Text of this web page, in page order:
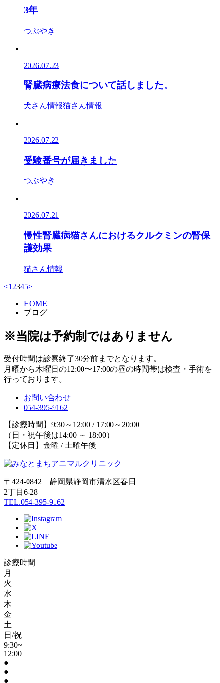
3年
つぶやき
2026.07.23
腎臓病療法食について話しました。
犬さん情報猫さん情報
2026.07.22
受験番号が届きました
つぶやき
2026.07.21
慢性腎臓病猫さんにおけるクルクミンの腎保
護効果
猫さん情報
<1 2345>
HOME
ブログ
※当院は予約制ではありません
受付時間は診察終了30分前までとなります。
月曜から木曜日の12:00〜17:00の昼の時間帯は検査・手術を
行っております。
お問い合わせ
054-395-9162
【診療時間】9:30～12:00 / 17:00～20:00
（日・祝午後は14:00 ～ 18:00）
【定休日】金曜 / 土曜午後
〒424-0842 静岡県静岡市清水区春日
2丁目6-28
TEL.054-395-9162
診療時間
月
火
水
木
金
土
日/祝
9:30~
12:00
●
●
●